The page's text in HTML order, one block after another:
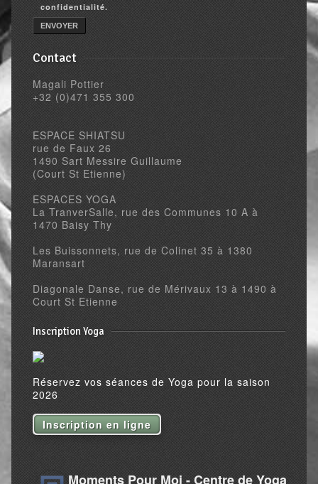
confidentialité.
Contact
Magali Pottier
+32 (0)471 355 300
ESPACE SHIATSU
rue de Faux 26
1490 Sart Messire Guillaume
(Court St Etienne)
ESPACES YOGA
La TranverSalle, rue des Communes 10 A à
1470 Baisy Thy
Les Buissonnets, rue de Colinet 35 à 1380
Maransart
Diagonale Danse, rue de Mérivaux 13 à 1490 à
Court St Etienne
Inscription Yoga
Réservez vos séances de Yoga pour la saison
2026
Inscription en ligne
Moments Pour Moi - Centre de Yoga